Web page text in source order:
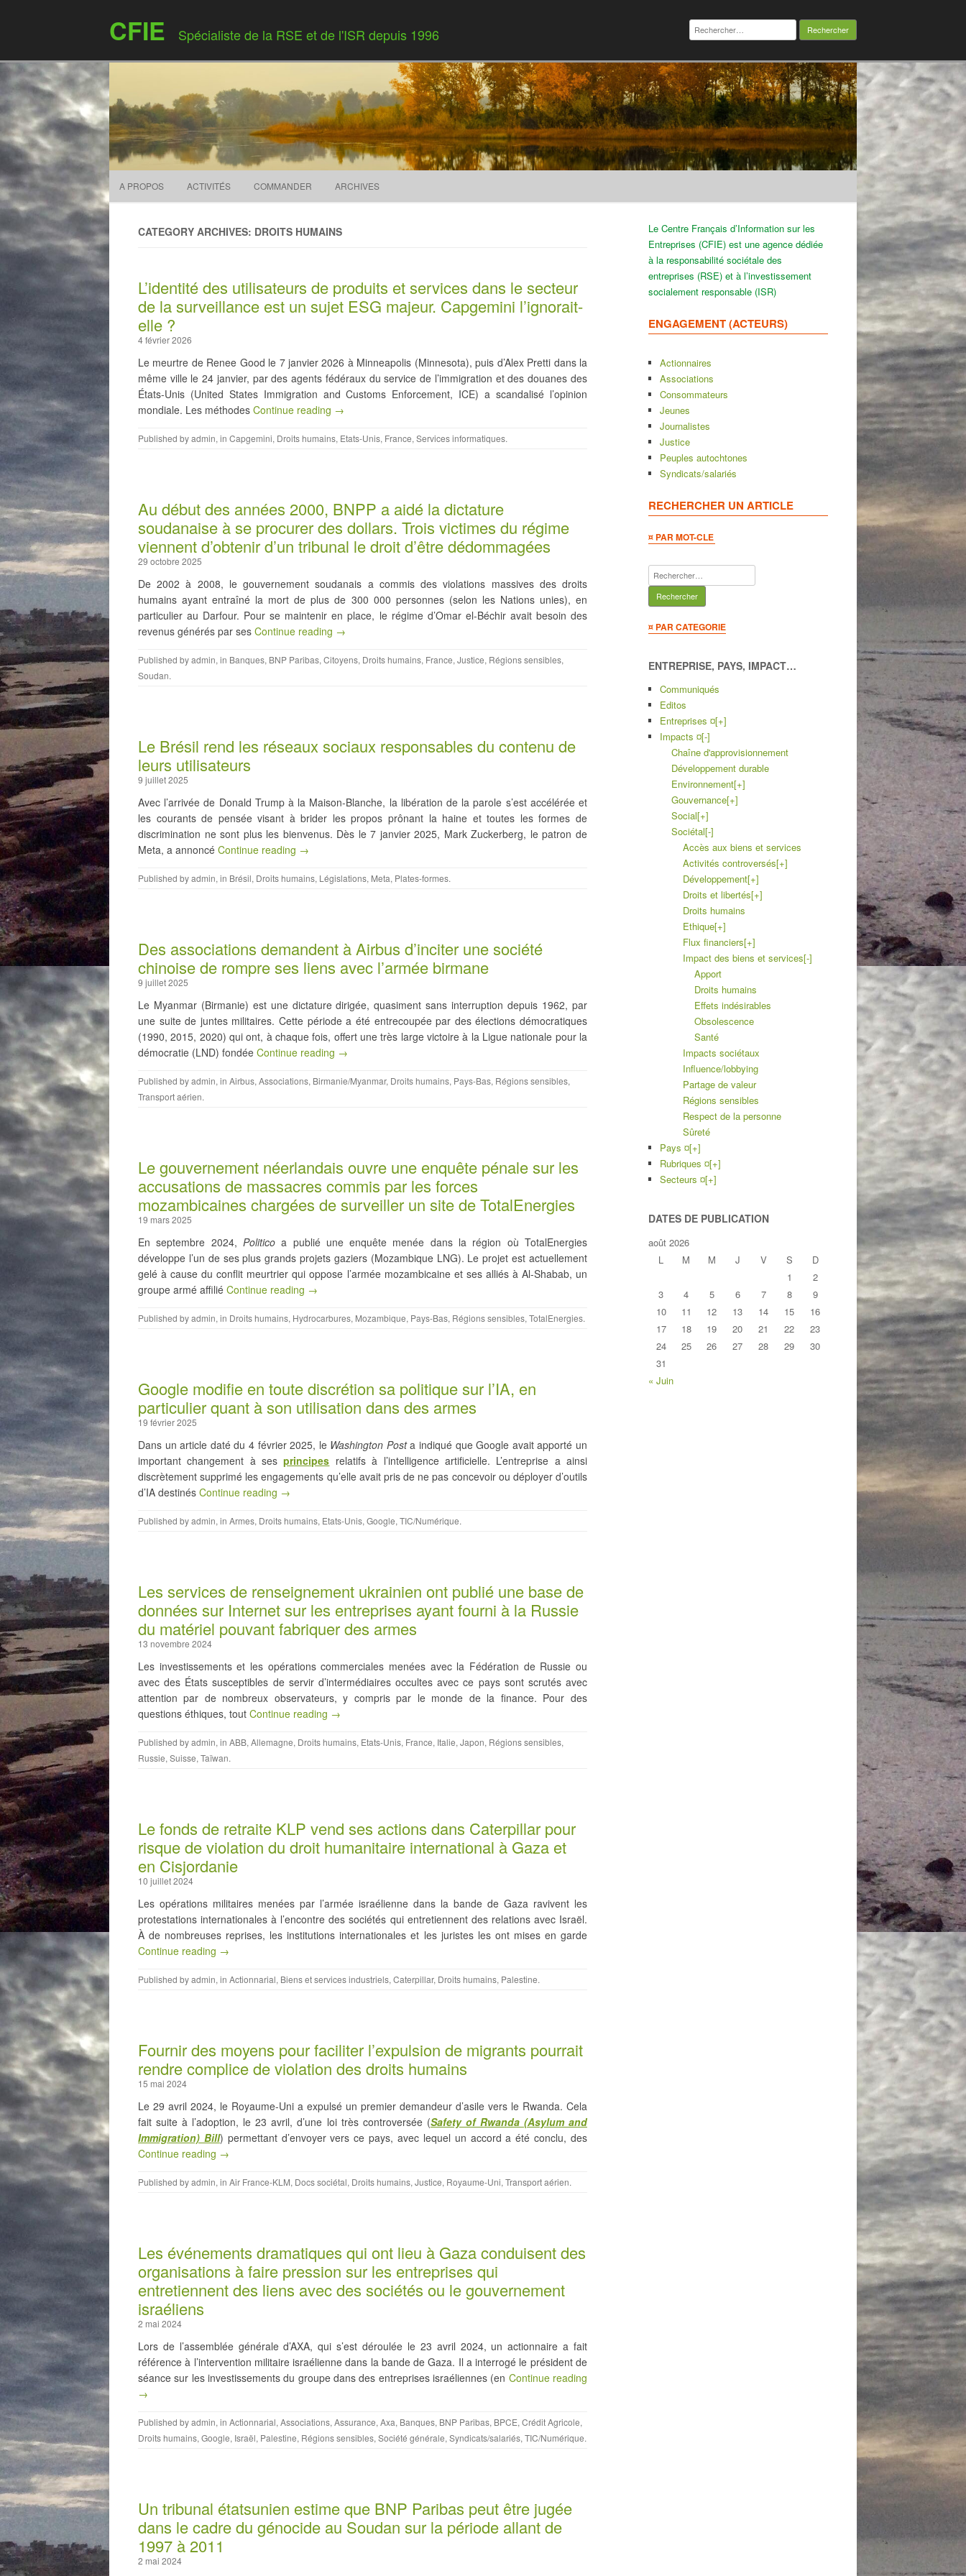
CFIE Spécialiste de la RSE et de l'ISR depuis 1996
Rechercher :
Skip to content
A PROPOS ACTIVITÉS COMMANDER ARCHIVES
CATEGORY ARCHIVES: DROITS HUMAINS
L’identité des utilisateurs de produits et services dans le secteur
de la surveillance est un sujet ESG majeur. Capgemini l’ignorait-
elle ?
4 février 2026
Le meurtre de Renee Good le 7 janvier 2026 à Minneapolis (Minnesota), puis d’Alex Pretti dans la
même ville le 24 janvier, par des agents fédéraux du service de l’immigration et des douanes des
États-Unis (United States Immigration and Customs Enforcement, ICE) a scandalisé l’opinion
mondiale. Les méthodes Continue reading →
Published byadmin, in Capgemini, Droits humains, Etats-Unis, France, Services informatiques.
Au début des années 2000, BNPP a aidé la dictature
soudanaise à se procurer des dollars. Trois victimes du régime
viennent d’obtenir d’un tribunal le droit d’être dédommagées
29 octobre 2025
De 2002 à 2008, le gouvernement soudanais a commis des violations massives des droits
humains ayant entraîné la mort de plus de 300 000 personnes (selon les Nations unies), en
particulier au Darfour. Pour se maintenir en place, le régime d’Omar el-Béchir avait besoin des
revenus générés par ses Continue reading →
Published byadmin, in Banques, BNP Paribas, Citoyens, Droits humains, France, Justice, Régions sensibles,
Soudan.
Le Brésil rend les réseaux sociaux responsables du contenu de
leurs utilisateurs
9 juillet 2025
Avec l’arrivée de Donald Trump à la Maison-Blanche, la libération de la parole s’est accélérée et
les courants de pensée visant à brider les propos prônant la haine et toutes les formes de
discrimination ne sont plus les bienvenus. Dès le 7 janvier 2025, Mark Zuckerberg, le patron de
Meta, a annoncé Continue reading →
Published byadmin, in Brésil, Droits humains, Législations, Meta, Plates-formes.
Des associations demandent à Airbus d’inciter une société
chinoise de rompre ses liens avec l’armée birmane
9 juillet 2025
Le Myanmar (Birmanie) est une dictature dirigée, quasiment sans interruption depuis 1962, par
une suite de juntes militaires. Cette période a été entrecoupée par des élections démocratiques
(1990, 2015, 2020) qui ont, à chaque fois, offert une très large victoire à la Ligue nationale pour la
démocratie (LND) fondée Continue reading →
Published byadmin, in Airbus, Associations, Birmanie/Myanmar, Droits humains, Pays-Bas, Régions sensibles,
Transport aérien.
Le gouvernement néerlandais ouvre une enquête pénale sur les
accusations de massacres commis par les forces
mozambicaines chargées de surveiller un site de TotalEnergies
19 mars 2025
En septembre 2024, Politicoa publié une enquête menée dans la région où TotalEnergies
développe l’un de ses plus grands projets gaziers (Mozambique LNG). Le projet est actuellement
gelé à cause du conflit meurtrier qui oppose l’armée mozambicaine et ses alliés à Al-Shabab, un
groupe armé affilié Continue reading →
Published byadmin, in Droits humains, Hydrocarbures, Mozambique, Pays-Bas, Régions sensibles, TotalEnergies.
Google modifie en toute discrétion sa politique sur l’IA, en
particulier quant à son utilisation dans des armes
19 février 2025
Dans un article daté du 4 février 2025, le Washington Posta indiqué que Google avait apporté un
important changement à sesprincipes relatifs à l’intelligence artificielle. L’entreprise a ainsi
discrètement supprimé les engagements qu’elle avait pris de ne pas concevoir ou déployer d’outils
d’IA destinés Continue reading →
Published byadmin, in Armes, Droits humains, Etats-Unis, Google, TIC/Numérique.
Les services de renseignement ukrainien ont publié une base de
données sur Internet sur les entreprises ayant fourni à la Russie
du matériel pouvant fabriquer des armes
13 novembre 2024
Les investissements et les opérations commerciales menées avec la Fédération de Russie ou
avec des États susceptibles de servir d’intermédiaires occultes avec ce pays sont scrutés avec
attention par de nombreux observateurs, y compris par le monde de la finance. Pour des
questions éthiques, tout Continue reading →
Published byadmin, in ABB, Allemagne, Droits humains, Etats-Unis, France, Italie, Japon, Régions sensibles,
Russie, Suisse, Taïwan.
Le fonds de retraite KLP vend ses actions dans Caterpillar pour
risque de violation du droit humanitaire international à Gaza et
en Cisjordanie
10 juillet 2024
Les opérations militaires menées par l’armée israélienne dans la bande de Gaza ravivent les
protestations internationales à l’encontre des sociétés qui entretiennent des relations avec Israël.
À de nombreuses reprises, les institutions internationales et les juristes les ont mises en garde
Continue reading →
Published byadmin, in Actionnarial, Biens et services industriels, Caterpillar, Droits humains, Palestine.
Fournir des moyens pour faciliter l’expulsion de migrants pourrait
rendre complice de violation des droits humains
15 mai 2024
Le 29 avril 2024, le Royaume-Uni a expulsé un premier demandeur d’asile vers le Rwanda. Cela
fait suite à l’adoption, le 23 avril, d’une loi très controversée (Safety of Rwanda (Asylum and
Immigration) Bill) permettant d’envoyer vers ce pays, avec lequel un accord a été conclu, des
Continue reading →
Published byadmin, in Air France-KLM, Docs sociétal, Droits humains, Justice, Royaume-Uni, Transport aérien.
Les événements dramatiques qui ont lieu à Gaza conduisent des
organisations à faire pression sur les entreprises qui
entretiennent des liens avec des sociétés ou le gouvernement
israéliens
2 mai 2024
Lors de l’assemblée générale d’AXA, qui s’est déroulée le 23 avril 2024, un actionnaire a fait
référence à l’intervention militaire israélienne dans la bande de Gaza. Il a interrogé le président de
séance sur les investissements du groupe dans des entreprises israéliennes (en Continue reading
→
Published byadmin, in Actionnarial, Associations, Assurance, Axa, Banques, BNP Paribas, BPCE, Crédit Agricole,
Droits humains, Google, Israël, Palestine, Régions sensibles, Société générale, Syndicats/salariés, TIC/Numérique.
Un tribunal étatsunien estime que BNP Paribas peut être jugée
dans le cadre du génocide au Soudan sur la période allant de
1997 à 2011
2 mai 2024
Le Centre Français d’Information sur les
Entreprises (CFIE) est une agence dédiée
à la responsabilité sociétale des
entreprises (RSE) et à l’investissement
socialement responsable (ISR)
ENGAGEMENT (ACTEURS)
Actionnaires
Associations
Consommateurs
Jeunes
Journalistes
Justice
Peuples autochtones
Syndicats/salariés
RECHERCHER UN ARTICLE
¤ PAR MOT-CLE
Rechercher :
¤ PAR CATEGORIE
ENTREPRISE, PAYS, IMPACT…
Communiqués
Editos
Entreprises ¤[+]
Impacts ¤[-]
Chaîne d'approvisionnement
Développement durable
Environnement[+]
Gouvernance[+]
Social[+]
Sociétal[-]
Accès aux biens et services
Activités controversés[+]
Développement[+]
Droits et libertés[+]
Droits humains
Ethique[+]
Flux financiers[+]
Impact des biens et services[-]
Apport
Droits humains
Effets indésirables
Obsolescence
Santé
Impacts sociétaux
Influence/lobbying
Partage de valeur
Régions sensibles
Respect de la personne
Sûreté
Pays ¤[+]
Rubriques ¤[+]
Secteurs ¤[+]
DATES DE PUBLICATION
août 2026
L
M M J V S
D
1
2
3
4 5 6 7 8
9
10
11 12 13 14 15
16
17
18 19 20 21 22
23
24
25 26 27 28 29
30
31
« Juin